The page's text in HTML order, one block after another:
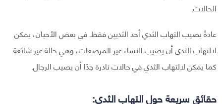
الحالات.
عادةً يصيب التهاب الثدي أحد الثديين فقط. في بعض الأحيان، يمكن
لالتهاب الثدي أن يصيب النساء غير المرضعات، وهي حالة غير شائعة.
كما يمكن لالتهاب الثدي في حالات نادرة جدًا أن يصيب الرجال.
حقائق سريعة حول التهاب الثدي: